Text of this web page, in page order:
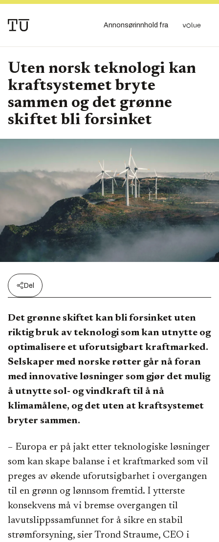
Annonsørinnhold fra
Uten norsk teknologi kan
kraftsystemet bryte
sammen og det grønne
skiftet bli forsinket
Del
Det grønne skiftet kan bli forsinket uten
riktig bruk av teknologi som kan utnytte og
optimalisere et uforutsigbart kraftmarked.
Selskaper med norske røtter går nå foran
med innovative løsninger som gjør det mulig
å utnytte sol- og vindkraft til å nå
klimamålene, og det uten at kraftsystemet
bryter sammen.
– Europa er på jakt etter teknologiske løsninger
som kan skape balanse i et kraftmarked som vil
preges av økende uforutsigbarhet i overgangen
til en grønn og lønnsom fremtid. I ytterste
konsekvens må vi bremse overgangen til
lavutslippssamfunnet for å sikre en stabil
strømforsyning, sier Trond Straume, CEO i